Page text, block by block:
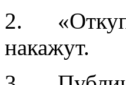
2.
накажут.